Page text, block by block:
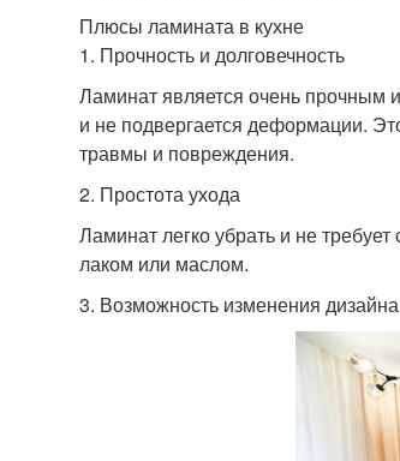
Плюсы ламината в кухне
1. Прочность и долговечность
Ламинат является очень прочным
и не подвергается деформации.
травмы и повреждения.
2. Простота ухода
Ламинат легко убрать и не
лаком или маслом.
3. Возможность изменения дизайна